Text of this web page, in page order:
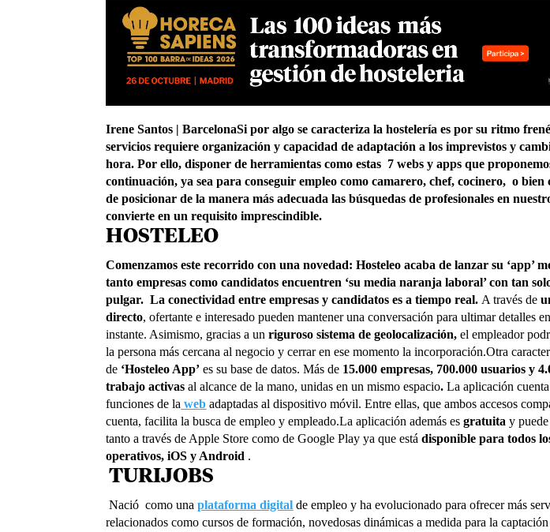
Irene Santos | BarcelonaSi por algo se caracteriza la hostelería es por su ritmo
servicios requiere organización y capacidad de adaptación a los imprevistos y
hora. Por ello, disponer de herramientas como estas 7 webs y apps que
continuación, ya sea para conseguir empleo como camarero, chef, cocinero, o bien
de posicionar de la manera más adecuada las búsquedas de profesionales en
convierte en un requisito imprescindible.
HOSTELEO
Comenzamos este recorrido con una novedad: Hosteleo acaba de lanzar su ‘app’
tanto empresas como candidatos encuentren ‘su media naranja laboral’ con tan
pulgar. La conectividad entre empresas y candidatos es a tiempo real. A través de
directo, ofertante e interesado pueden mantener una conversación para ultimar detalles
instante. Asimismo, gracias a unriguroso sistema de geolocalización, el empleador
la persona más cercana al negocio y cerrar en ese momento la incorporación.Otra
de ‘Hosteleo App’es su base de datos. Más de 15.000 empresas, 700.000 usuarios y
trabajo activasal alcance de la mano, unidas en un mismo espacio.La aplicación
funciones de la web adaptadas al dispositivo móvil. Entre ellas, que ambos accesos
cuenta, facilita la busca de empleo y empleado.La aplicación además esgratuita y puede
tanto a través de Apple Store como de Google Play ya que estádisponible para todos
operativos, iOS y Android .
TURIJOBS
Nació como unaplataforma digital de empleo y ha evolucionado para ofrecer más
relacionados como cursos de formación, novedosas dinámicas a medida para la